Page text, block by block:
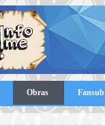
Obras Fansub